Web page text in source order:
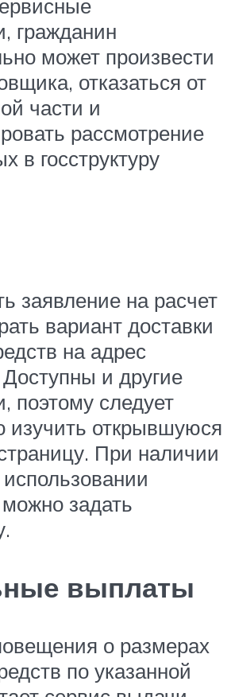
гражданин
может произвести
отказаться от
части и
рассмотрение
в госструктуру
заявление на расчет
вариант доставки
на адрес
и другие
поэтому следует
изучить открывшуюся
При наличии
задать
выплаты
о размерах
по указанной